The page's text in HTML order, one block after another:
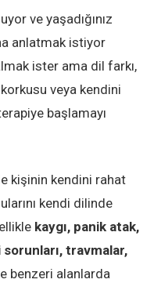
ve yaşadığınız
anlatmak istiyor
ister ama dil farkı,
veya kendini
başlamayı
kişinin kendini rahat
kendi dilinde
kaygı, panik atak,
travmalar,
benzeri alanlarda